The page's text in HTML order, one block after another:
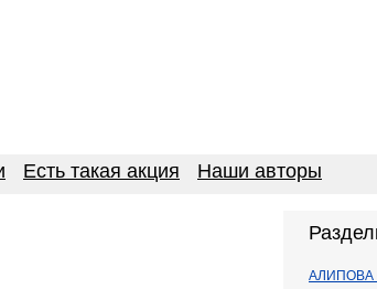
Есть такая акция Наши авторы
АЛИПОВА